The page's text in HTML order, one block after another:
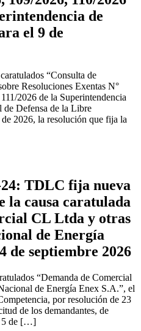
de
el 9 de
“Consulta de
Resoluciones Exentas N°
2026 de la Superintendencia
de Defensa de la Libre
2026, la resolución que fija la
24: TDLC fija nueva
la causa caratulada
CL Ltda y otras
de Energía
de septiembre 2026
“Demanda de Comercial
de Energía Enex S.A.”, el
por resolución de 23
de los demandantes, de
5 de […]